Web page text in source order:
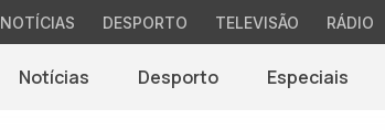
NOTÍCIAS DESPORTO TELEVISÃO RÁDIO
Notícias Desporto Especiais